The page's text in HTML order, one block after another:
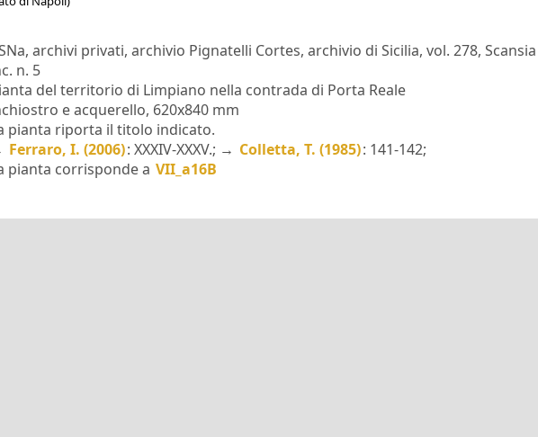
archivi privati, archivio Pignatelli Cortes, archivio di Sicilia, vol. 278, Scansia
n. 5
del territorio di Limpiano nella contrada di Porta Reale
e acquerello, 620x840 mm
pianta riporta il titolo indicato.
Ferraro, I. (2006): XXXIV-XXXV.; → Colletta, T. (1985): 141-142;
pianta corrisponde a VII_a16B